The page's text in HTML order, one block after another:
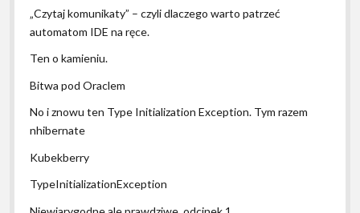
„Czytaj komunikaty” – czyli dlaczego warto patrzeć
automatom IDE na ręce.
Ten o kamieniu.
Bitwa pod Oraclem
No i znowu ten Type Initialization Exception. Tym razem
nhibernate
Kubekberry
TypeInitializationException